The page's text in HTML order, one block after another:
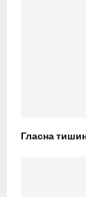
Гласна